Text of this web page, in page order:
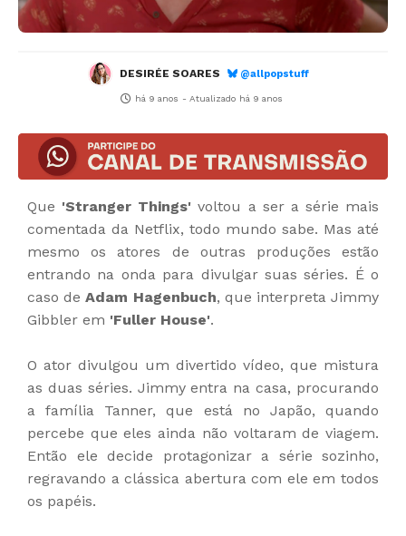
DESIRÉE SOARES @allpopstuff
há 9 anos - Atualizado há 9 anos
Que 'Stranger Things' voltou a ser a série mais
comentada da Netflix, todo mundo sabe. Mas até
mesmo os atores de outras produções estão
entrando na onda para divulgar suas séries. É o
caso deAdam Hagenbuch, que interpreta Jimmy
Gibbler em 'Fuller House'.
O ator divulgou um divertido vídeo, que mistura
as duas séries. Jimmy entra na casa, procurando
a família Tanner, que está no Japão, quando
percebe que eles ainda não voltaram de viagem.
Então ele decide protagonizar a série sozinho,
regravando a clássica abertura com ele em todos
os papéis.